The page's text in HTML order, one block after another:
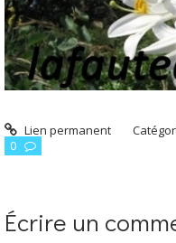
Lien permanent
0
Écrire un